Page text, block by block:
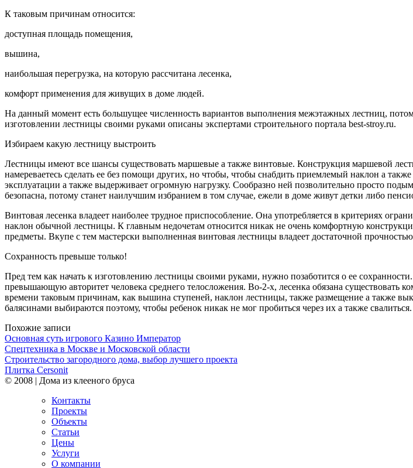
К таковым причинам относится:
доступная площадь помещения,
вышина,
наибольшая перегрузка, на которую рассчитана лесенка,
комфорт применения для живущих в доме людей.
На данный момент есть большущее численность вариантов выполнения межэтажных лестниц,
изготовлении лестницы своими руками описаны экспертами строительного портала best-stroy.ru.
Избираем какую лестницу выстроить
Лестницы имеют все шансы существовать маршевые а также винтовые. Конструкция маршевой
намереваетесь сделать ее без помощи других, но чтобы, чтобы снабдить приемлемый наклон а
эксплуатации а также выдерживает огромную нагрузку. Сообразно ней позволительно просто
безопасна, потому станет наилучшим избранием в том случае, ежели в доме живут детки либо
Винтовая лесенка владеет наиболее трудное приспособление. Она употребляется в критериях
наклон обычной лестницы. К главным недочетам относится никак не очень комфортную
предметы. Вкупе с тем мастерски выполненная винтовая лестницы владеет достаточной
Сохранность превыше только!
Пред тем как начать к изготовлению лестницы своими руками, нужно позаботится о ее
превышающую авторитет человека среднего телосложения. Во-2-х, лесенка обязана
времени таковым причинам, как вышина ступеней, наклон лестницы, также размещение а также
балясинами выбираются поэтому, чтобы ребенок никак не мог пробиться через их а также свалиться.
Похожие записи
Основная суть игрового Казино Император
Спецтехника в Москве и Московской области
Строительство загородного дома, выбор лучшего проекта
Плитка Cersonit
© 2008 | Дома из клееного бруса
Контакты
Проекты
Объекты
Статьи
Цены
Услуги
О компании